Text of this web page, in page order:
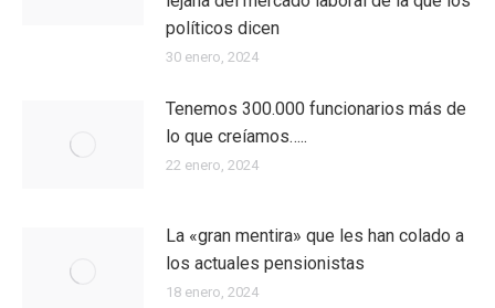
políticos dicen
30 enero, 2024
Tenemos 300.000 funcionarios más de
lo que creíamos…..
22 enero, 2024
La «gran mentira» que les han colado a
los actuales pensionistas
18 enero, 2024